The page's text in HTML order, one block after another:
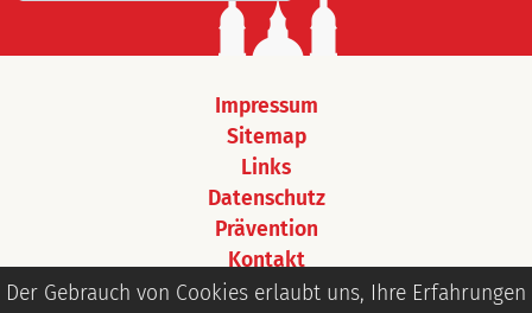
Der Gebrauch von Cookies erlaubt uns, Ihre Erfahrungen
Impressum
Sitemap
Links
Datenschutz
Prävention
Kontakt
Login